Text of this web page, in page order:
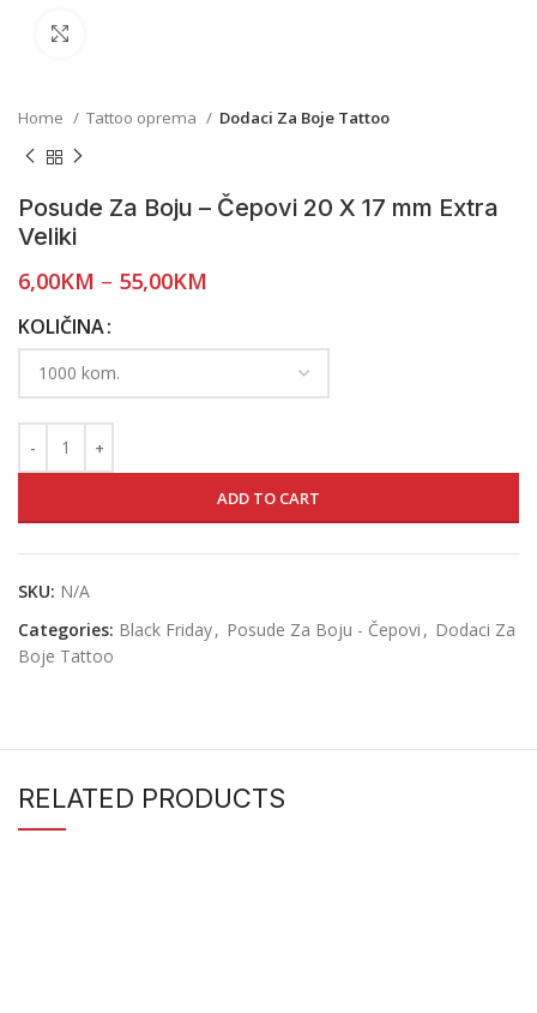
Home Tattoo oprema Dodaci Za Boje Tattoo
Posude Za Boju – Čepovi 20 X 17 mm Extra
Veliki
6,00KM – 55,00KM
KOLIČINA
ADD TO CART
SKU: N/A
Categories: Black Friday, Posude Za Boju - Čepovi , Dodaci Za
Boje Tattoo
RELATED PRODUCTS